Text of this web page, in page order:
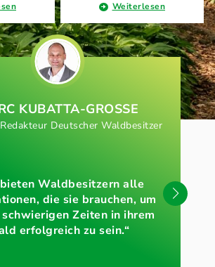
Weiterlesen
KUBATTA-GROSSE
Deutscher Waldbesitzer
Waldbesitzern alle
die sie brauchen, um
Zeiten in ihrem
erfolgreich zu sein.“